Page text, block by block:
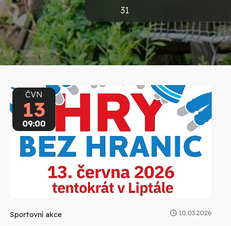
31
ČVN
13
09:00
Sportovní akce 10.03.2026